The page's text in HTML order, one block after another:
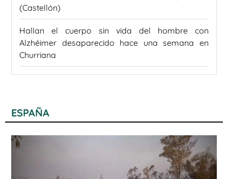
(Castellón)
Hallan el cuerpo sin vida del hombre con
Alzhéimer desaparecido hace una semana en
Churriana
ESPAÑA